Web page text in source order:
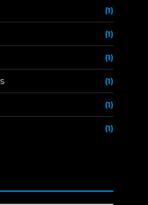
(1)
(1)
(1)
(1)
(1)
(1)